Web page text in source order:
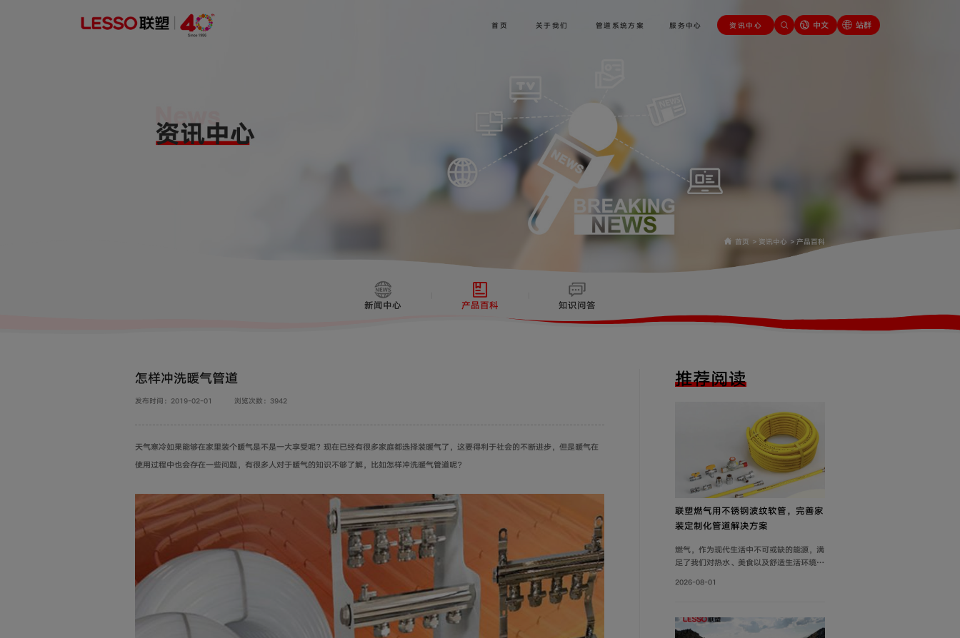
首页 关于我们 管道系统方案 服务中心 资讯中心 中文 站群
首页 > 资讯中心 > 产品百科
新闻中心 产品百科 知识问答
怎样冲洗暖气管道
发布时间：2019-02-01 浏览次数：3942
天气寒冷如果能够在家里装个暖气是不是一大享受呢？现在已经有很多家庭都选择装暖气了，这要得利于社会的不断进步，但是暖气在
使用过程中也会存在一些问题，有很多人对于暖气的知识不够了解，比如怎样冲洗暖气管道呢？
推荐阅读
联塑燃气用不锈钢波纹软管，完善家
装定制化管道解决方案
燃气，作为现代生活中不可或缺的能源，满
足了我们对热水、美食以及舒适生活环境的
关注。联塑围绕家装场景打造定制化管道解
户营造安心居家环境。
2026-08-01